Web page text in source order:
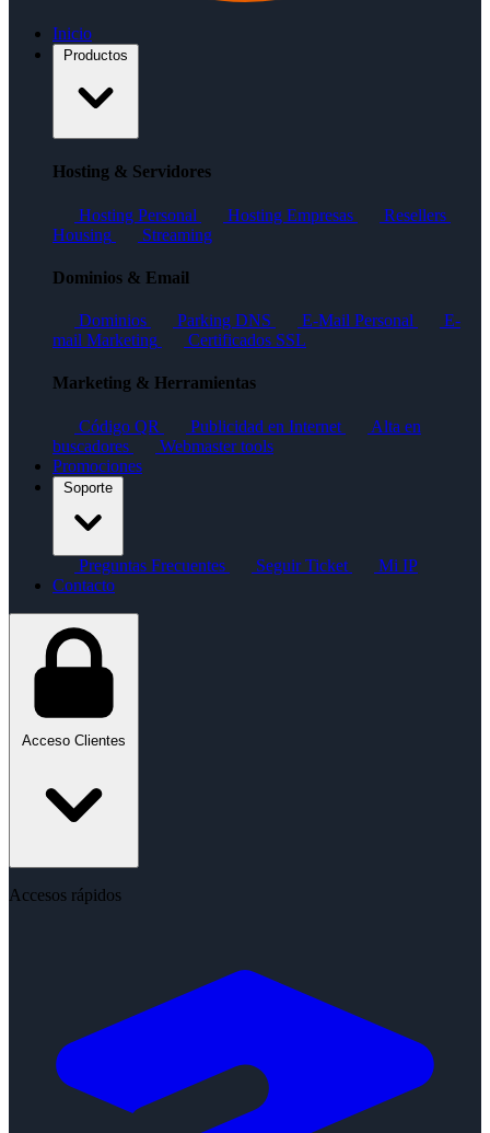
Inicio
Productos
Hosting & Servidores
Hosting Personal Hosting Empresas
Resellers
Housing
Streaming
Dominios & Email
Dominios Parking DNS E-Mail Personal
E-
mail Marketing
Certificados SSL
Marketing & Herramientas
Código QR Publicidad en Internet
Alta en
buscadores
Webmaster tools
Promociones
Soporte
Preguntas Frecuentes Seguir Ticket
Mi IP
Contacto
Acceso Clientes
Accesos rápidos